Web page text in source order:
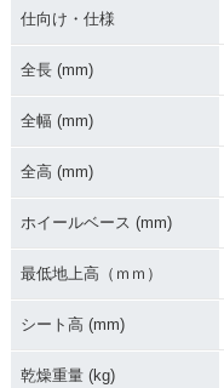
仕向け・仕様
全長 (mm)
全幅 (mm)
全高 (mm)
ホイールベース (mm)
最低地上高（ｍｍ）
シート高 (mm)
乾燥重量 (kg)